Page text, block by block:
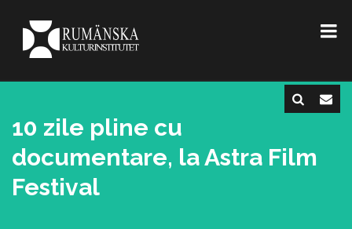
10 zile pline cu
documentare, la Astra Film
Festival